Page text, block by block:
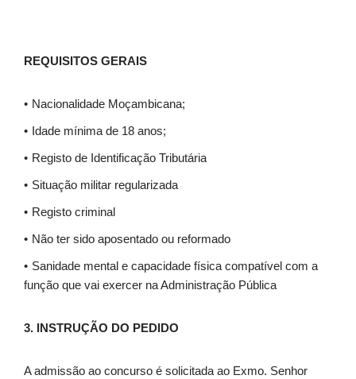
REQUISITOS GERAIS
Nacionalidade Moçambicana;
Idade mínima de 18 anos;
Registo de Identificação Tributária
Situação militar regularizada
Registo criminal
Não ter sido aposentado ou reformado
Sanidade mental e capacidade física compatível com a
função que vai exercer na Administração Pública
3. INSTRUÇÃO DO PEDIDO
A admissão ao concurso é solicitada ao Exmo. Senhor